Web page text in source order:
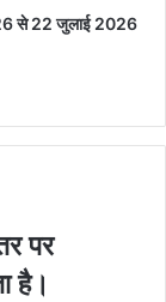
से 22 जुलाई 2026
पर
है।